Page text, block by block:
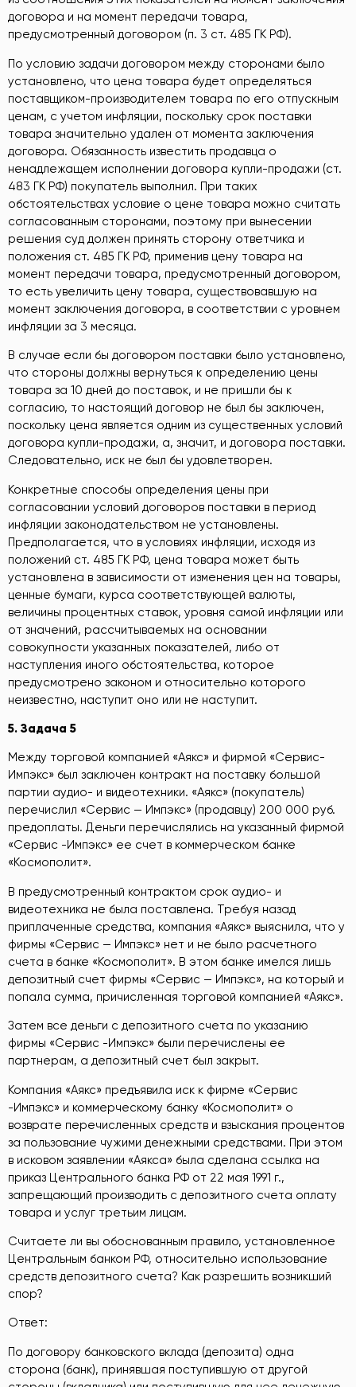
договора и на момент передачи товара,
предусмотренный договором (п. 3 ст. 485 ГК РФ).
По условию задачи договором между сторонами было
установлено, что цена товара будет определяться
поставщиком-производителем товара по его отпускным
ценам, с учетом инфляции, поскольку срок поставки
товара значительно удален от момента заключения
договора. Обязанность известить продавца о
ненадлежащем исполнении договора купли-продажи (ст.
483 ГК РФ) покупатель выполнил. При таких
обстоятельствах условие о цене товара можно считать
согласованным сторонами, поэтому при вынесении
решения суд должен принять сторону ответчика и
положения ст. 485 ГК РФ, применив цену товара на
момент передачи товара, предусмотренный договором,
то есть увеличить цену товара, существовавшую на
момент заключения договора, в соответствии с уровнем
инфляции за 3 месяца.
В случае если бы договором поставки было установлено,
что стороны должны вернуться к определению цены
товара за 10 дней до поставок, и не пришли бы к
согласию, то настоящий договор не был бы заключен,
поскольку цена является одним из существенных условий
договора купли-продажи, а, значит, и договора поставки.
Следовательно, иск не был бы удовлетворен.
Конкретные способы определения цены при
согласовании условий договоров поставки в период
инфляции законодательством не установлены.
Предполагается, что в условиях инфляции, исходя из
положений ст. 485 ГК РФ, цена товара может быть
установлена в зависимости от изменения цен на товары,
ценные бумаги, курса соответствующей валюты,
величины процентных ставок, уровня самой инфляции или
от значений, рассчитываемых на основании
совокупности указанных показателей, либо от
наступления иного обстоятельства, которое
предусмотрено законом и относительно которого
неизвестно, наступит оно или не наступит.
5. Задача 5
Между торговой компанией «Аякс» и фирмой «Сервис-
Импэкс» был заключен контракт на поставку большой
партии аудио- и видеотехники. «Аякс» (покупатель)
перечислил «Сервис — Импэкс» (продавцу) 200 000 руб.
предоплаты. Деньги перечислялись на указанный фирмой
«Сервис -Импэкс» ее счет в коммерческом банке
«Космополит».
В предусмотренный контрактом срок аудио- и
видеотехника не была поставлена. Требуя назад
приплаченные средства, компания «Аякс» выяснила, что у
фирмы «Сервис — Импэкс» нет и не было расчетного
счета в банке «Космополит». В этом банке имелся лишь
депозитный счет фирмы «Сервис — Импэкс», на который и
попала сумма, причисленная торговой компанией «Аякс».
Затем все деньги с депозитного счета по указанию
фирмы «Сервис -Импэкс» были перечислены ее
партнерам, а депозитный счет был закрыт.
Компания «Аякс» предъявила иск к фирме «Сервис
-Импэкс» и коммерческому банку «Космополит» о
возврате перечисленных средств и взыскания процентов
за пользование чужими денежными средствами. При этом
в исковом заявлении «Аякса» была сделана ссылка на
приказ Центрального банка РФ от 22 мая 1991 г.,
запрещающий производить с депозитного счета оплату
товара и услуг третьим лицам.
Считаете ли вы обоснованным правило, установленное
Центральным банком РФ, относительно использование
средств депозитного счета? Как разрешить возникший
спор?
Ответ:
По договору банковского вклада (депозита) одна
сторона (банк), принявшая поступившую от другой